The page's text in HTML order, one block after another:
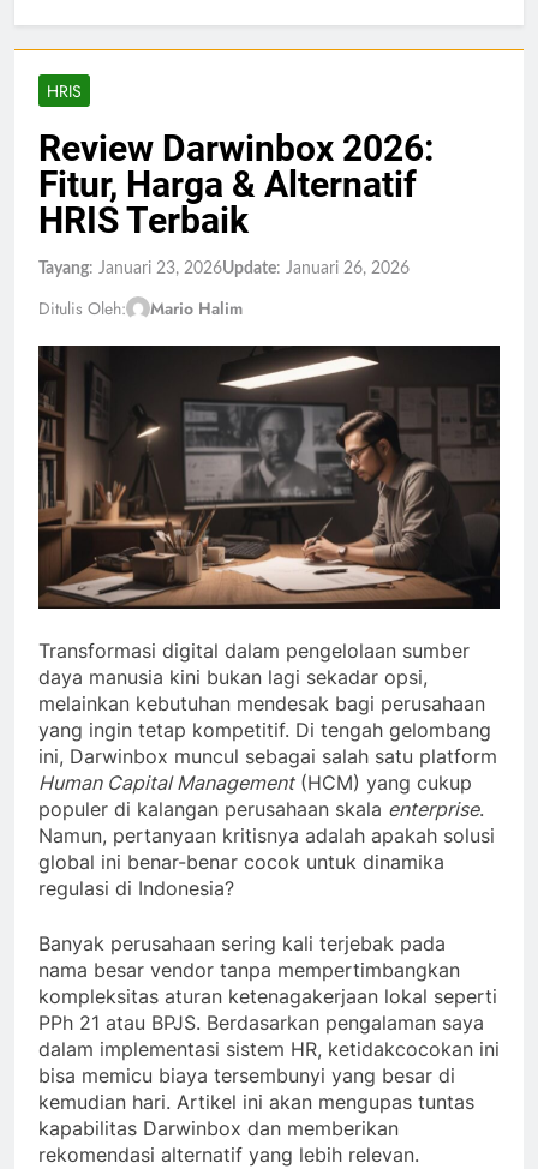
HRIS
Review Darwinbox 2026:
Fitur, Harga & Alternatif
HRIS Terbaik
Tayang: Januari 23, 2026Update: Januari 26, 2026
Ditulis Oleh: Mario Halim
Transformasi digital dalam pengelolaan sumber
daya manusia kini bukan lagi sekadar opsi,
melainkan kebutuhan mendesak bagi perusahaan
yang ingin tetap kompetitif. Di tengah gelombang
ini, Darwinbox muncul sebagai salah satu platform
Human Capital Management(HCM) yang cukup
populer di kalangan perusahaan skala enterprise.
Namun, pertanyaan kritisnya adalah apakah solusi
global ini benar-benar cocok untuk dinamika
regulasi di Indonesia?
Banyak perusahaan sering kali terjebak pada
nama besar vendor tanpa mempertimbangkan
kompleksitas aturan ketenagakerjaan lokal seperti
PPh 21 atau BPJS. Berdasarkan pengalaman saya
dalam implementasi sistem HR, ketidakcocokan ini
bisa memicu biaya tersembunyi yang besar di
kemudian hari. Artikel ini akan mengupas tuntas
kapabilitas Darwinbox dan memberikan
rekomendasi alternatif yang lebih relevan.